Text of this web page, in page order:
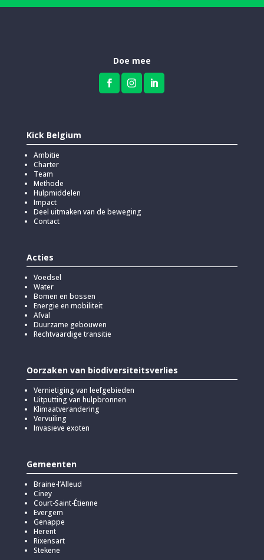
Doe mee
  
Kick Belgium
Ambitie
Charter
Team
Methode
Hulpmiddelen
Impact
Deel uitmaken van de beweging
Contact
Acties
Voedsel
Water
Bomen en bossen
Energie en mobiliteit
Afval
Duurzame gebouwen
Rechtvaardige transitie
Oorzaken van biodiversiteitsverlies
Vernietiging van leefgebieden
Uitputting van hulpbronnen
Klimaatverandering
Vervuiling
Invasieve exoten
Gemeenten
Braine-l’Alleud
Ciney
Court-Saint-Étienne
Evergem
Genappe
Herent
Rixensart
Stekene